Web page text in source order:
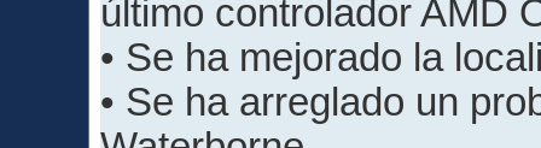
último controlador AMD
• Se ha mejorado la
• Se ha arreglado un